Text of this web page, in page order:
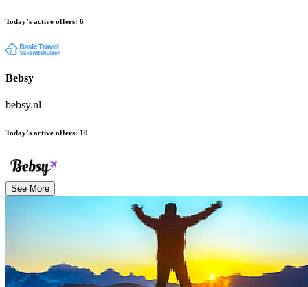
Today’s active offers: 6
Bebsy
bebsy.nl
Today’s active offers: 10
See More